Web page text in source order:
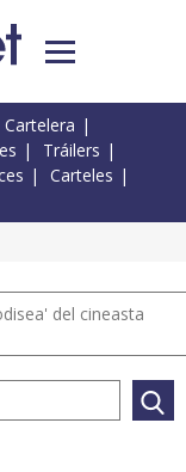
Cartelera
Tráilers
Carteles
del cineasta